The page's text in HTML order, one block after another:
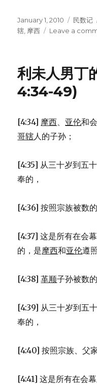
Posted
on
January 1, 2010 民数记
辖 摩西 Leave a
利未人男丁
4:34-49)
[4:34] 摩西、 亚伦和
哥辖人的子孙；
[4:35] 从三十岁到五
奉的，
[4:36] 按照宗族被数
[4:37] 这是所有在会
的，是摩西和亚伦遵
[4:38]革顺子孙被数
[4:39] 从三十岁到五
奉的，
[4:40] 按照宗族、父
[4:41] 这是所有在会